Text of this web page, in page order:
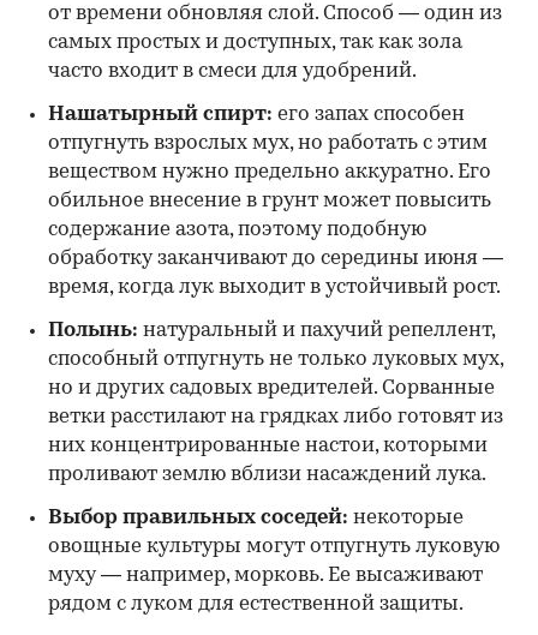
от времени обновляя слой. Способ — один из
самых простых и доступных, так как зола
часто входит в смеси для удобрений.
Нашатырный спирт: его запах способен
отпугнуть взрослых мух, но работать с этим
веществом нужно предельно аккуратно. Его
обильное внесение в грунт может повысить
содержание азота, поэтому подобную
обработку заканчивают до середины июня —
время, когда лук выходит в устойчивый рост.
Полынь: натуральный и пахучий репеллент,
способный отпугнуть не только луковых мух,
но и других садовых вредителей. Сорванные
ветки расстилают на грядках либо готовят из
них концентрированные настои, которыми
проливают землю вблизи насаждений лука.
Выбор правильных соседей: некоторые
овощные культуры могут отпугнуть луковую
муху — например, морковь. Ее высаживают
рядом с луком для естественной защиты.